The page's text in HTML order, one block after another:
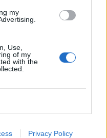
my
Use,
of my
with the
Privacy Policy
európai
legalább 16